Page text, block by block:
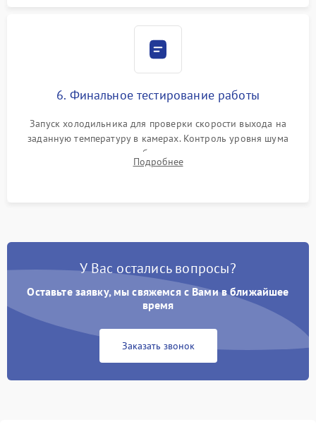
6. Финальное тестирование работы
Запуск холодильника для проверки скорости выхода на
заданную температуру в камерах. Контроль уровня шума
компрессора, отсутствия обмерзания стенок и корректного
срабатывания системы автоматической оттайки.
Подробнее
У Вас остались вопросы?
Оставьте заявку, мы свяжемся с Вами в ближайшее
время
Заказать звонок